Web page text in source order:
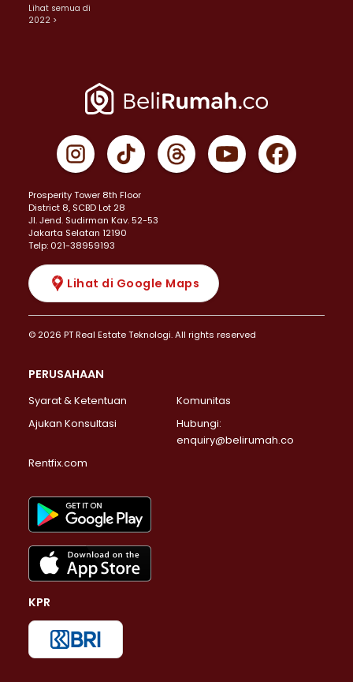
Lihat semua di
2022 >
Prosperity Tower 8th Floor
District 8, SCBD Lot 28
JI. Jend. Sudirman Kav. 52-53
Jakarta Selatan 12190
Telp: 021-38959193
Lihat di Google Maps
© 2026 PT Real Estate Teknologi. All rights reserved
PERUSAHAAN
Syarat & Ketentuan
Komunitas
Ajukan Konsultasi
Hubungi:
enquiry@belirumah.co
Rentfix.com
KPR